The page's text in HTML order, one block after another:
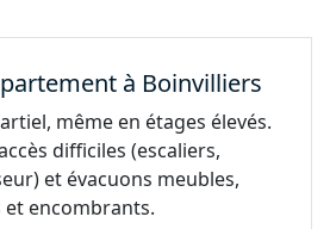
à Boinvilliers
même en étages élevés.
difficiles (escaliers,
et évacuons meubles,
encombrants.